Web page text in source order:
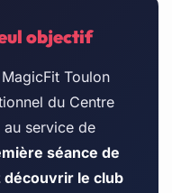
objectif
Toulon
du Centre
au service de
séance de
le club